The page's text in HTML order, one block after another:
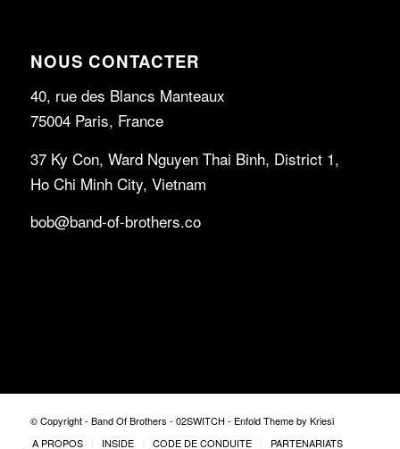
NOUS CONTACTER
40, rue des Blancs Manteaux
75004 Paris, France
37 Ky Con, Ward Nguyen Thai Binh, District 1,
Ho Chi Minh City, Vietnam
bob@band-of-brothers.co
© Copyright - Band Of Brothers - 02SWITCH - Enfold Theme by Kriesi
A PROPOS
INSIDE CODE DE CONDUITE PARTENARIATS